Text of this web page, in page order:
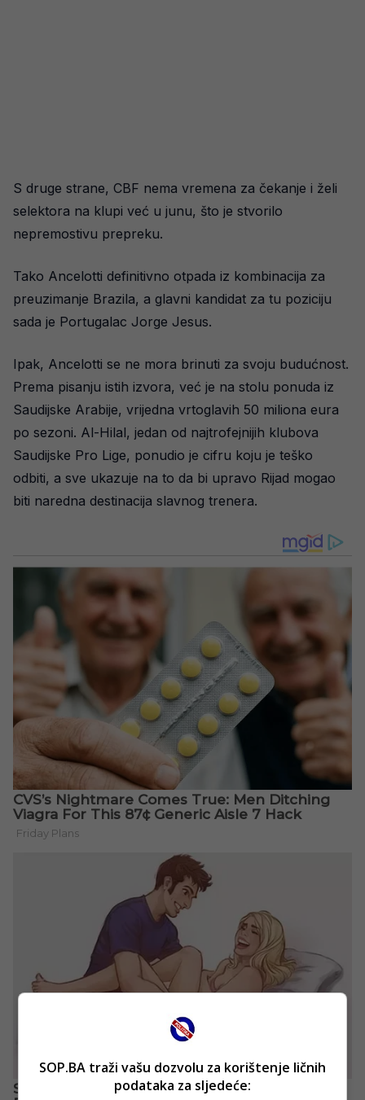
S druge strane, CBF nema vremena za čekanje i želi
selektora na klupi već u junu, što je stvorilo
nepremostivu prepreku.
Tako Ancelotti definitivno otpada iz kombinacija za
preuzimanje Brazila, a glavni kandidat za tu poziciju
sada je Portugalac Jorge Jesus.
Ipak, Ancelotti se ne mora brinuti za svoju budućnost.
Prema pisanju istih izvora, već je na stolu ponuda iz
Saudijske Arabije, vrijedna vrtoglavih 50 miliona eura
po sezoni. Al-Hilal, jedan od najtrofejnijih klubova
Saudijske Pro Lige, ponudio je cifru koju je teško
odbiti, a sve ukazuje na to da bi upravo Rijad mogao
biti naredna destinacija slavnog trenera.
SOP.BA traži vašu dozvolu za korištenje ličnih
podataka za sljedeće: